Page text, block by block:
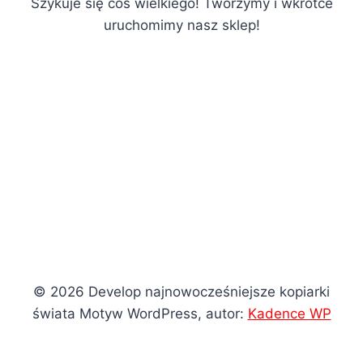
uruchomimy nasz sklep!
© 2026 Develop najnowocześniejsze kopiarki
świata Motyw WordPress, autor: Kadence WP